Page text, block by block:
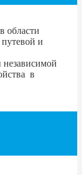
области
и
в